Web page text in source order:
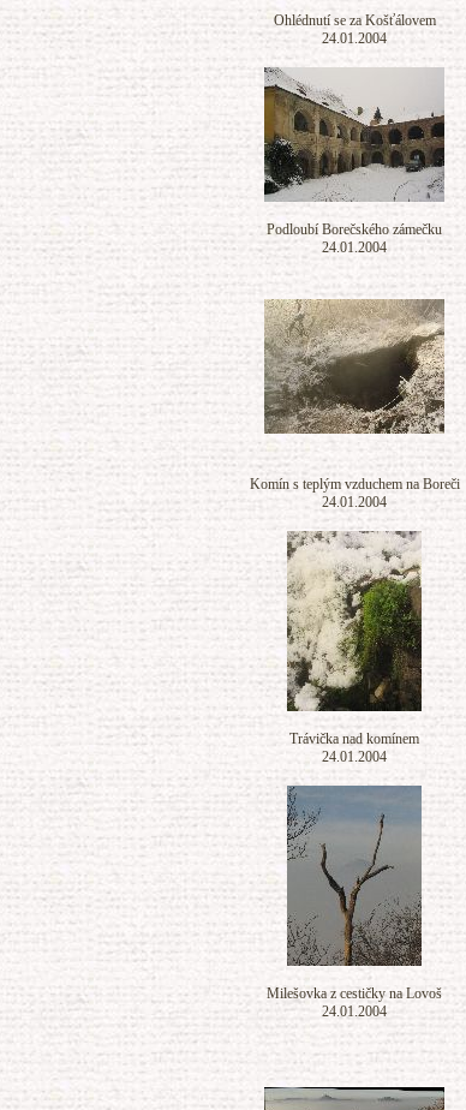
Ohlédnutí se za Košťálovem
24.01.2004
Podloubí Borečského zámečku
24.01.2004
Komín s teplým vzduchem na Boreči
24.01.2004
Trávička nad komínem
24.01.2004
Milešovka z cestičky na Lovoš
24.01.2004